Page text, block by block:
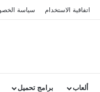
اتفاقية الاستخدام سياسة
ألعاب برامج تحميل